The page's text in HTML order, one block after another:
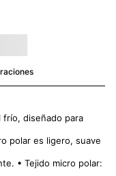
frío, diseñado para
polar es ligero, suave
• Tejido micro polar: